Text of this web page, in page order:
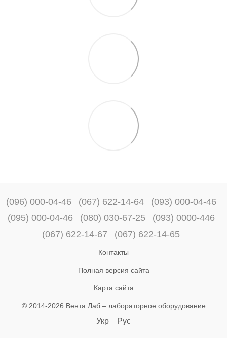
(096) 000-04-46 (067) 622-14-64
(093) 000-04-46
(095) 000-04-46
(080) 030-67-25
(093) 0000-446
(067) 622-14-67
(067) 622-14-65
Контакты
Полная версия сайта
Карта сайта
© 2014-2026 Вента Лаб – лабораторное оборудование
Укр Рус